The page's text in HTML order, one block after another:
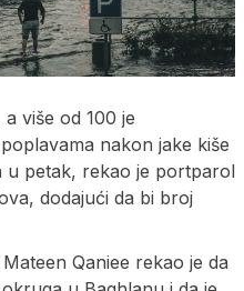
više od 100 je
nakon jake kiše
u petak, rekao je portparol
dodajući da bi broj
Qaniee rekao je da